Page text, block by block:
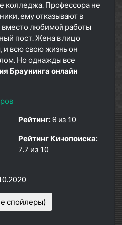
колледжа. Профессора не
ему отказывают в
вместо любимой работы
пост. Жена в лицо
и всю свою жизнь он
Но однажды все
Браунинга онлайн
Рейтинг: 8 из 10
Рейтинг Кинопоиска:
7.7 из 10
спойлеры)